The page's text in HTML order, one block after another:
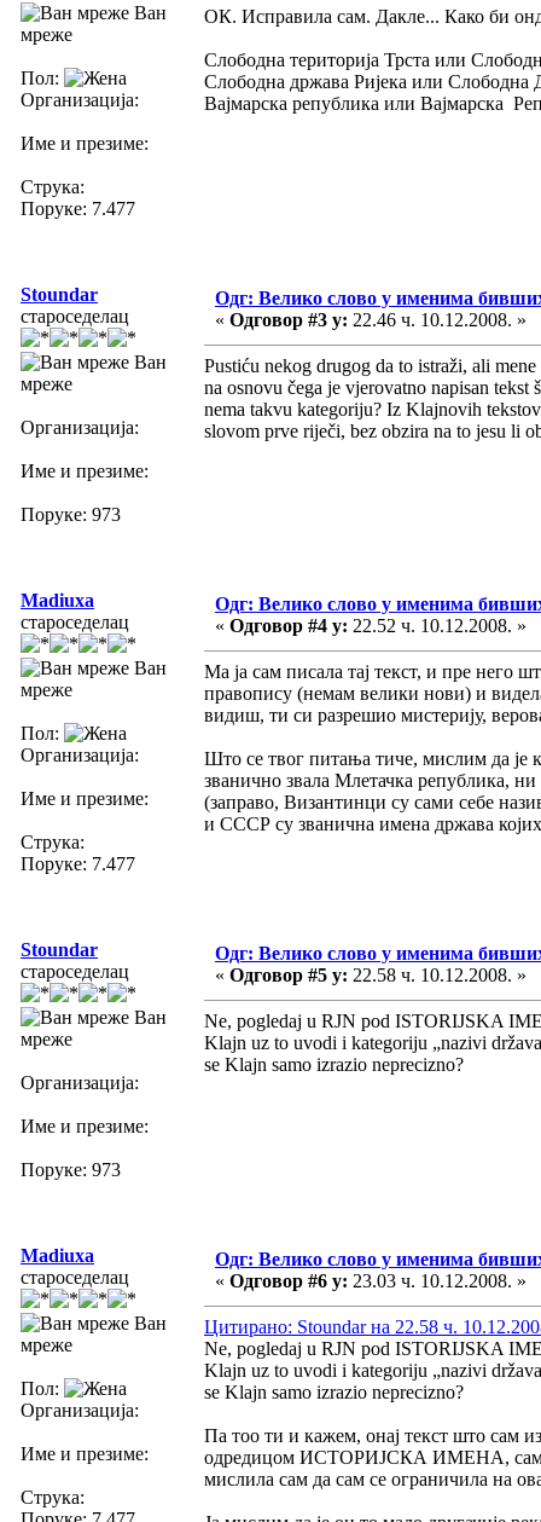
Ван
мреже
Пол:
Организација:
Име и презиме:
Струка:
Поруке: 7.477
ОК. Исправила сам. Дакле... Како би
Слободна територија Трста или
Слободна држава Ријека или Слободна
Вајмарска република или Вајмарска
Stoundar
староседелац
Ван
мреже
Организација:
Име и презиме:
Поруке: 973
Одг: Велико слово у именима
« Одговор #3 у: 22.46 ч. 10.12.2008. »
Pustiću nekog drugog da to istraži, ali
na osnovu čega je vjerovatno napisan
nema takvu kategoriju? Iz Klajnovih
slovom prve riječi, bez obzira na to jesu li
Madiuxa
староседелац
Ван
мреже
Пол:
Организација:
Име и презиме:
Струка:
Поруке: 7.477
Одг: Велико слово у именима
« Одговор #4 у: 22.52 ч. 10.12.2008. »
Ма ја сам писала тај текст, и пре него
правопису (немам велики нови) и
видиш, ти си разрешио мистерију,
Што се твог питања тиче, мислим да је
званично звала Млетачка република,
(заправо, Византинци су сами себе
и СССР су званична имена држава
Stoundar
староседелац
Ван
мреже
Организација:
Име и презиме:
Поруке: 973
Одг: Велико слово у именима
« Одговор #5 у: 22.58 ч. 10.12.2008. »
Ne, pogledaj u RJN pod ISTORIJSKA
Klajn uz to uvodi i kategoriju „nazivi
se Klajn samo izrazio neprecizno?
Madiuxa
староседелац
Ван
мреже
Пол:
Организација:
Име и презиме:
Струка:
Одг: Велико слово у именима
« Одговор #6 у: 23.03 ч. 10.12.2008. »
Цитирано: Stoundar на 22.58 ч.
Ne, pogledaj u RJN pod ISTORIJSKA
Klajn uz to uvodi i kategoriju „nazivi
se Klajn samo izrazio neprecizno?
Па тоо ти и кажем, онај текст што сам
одредицом ИСТОРИЈСКА ИМЕНА, само
мислила сам да сам се ограничила на